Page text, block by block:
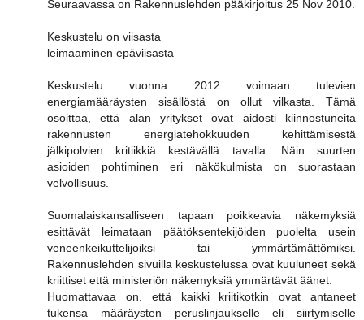
Seuraavassa on Rakennuslehden pääkirjoitus 25 Nov 2010.
Keskustelu on viisasta
leimaaminen epäviisasta
Keskustelu vuonna 2012 voimaan tulevien
energiamääräysten sisällöstä on ollut vilkasta. Tämä
osoittaa, että alan yritykset ovat aidosti kiinnostuneita
rakennusten energiatehokkuuden kehittämisestä
jälkipolvien kritiikkiä kestävällä tavalla. Näin suurten
asioiden pohtiminen eri näkökulmista on suorastaan
velvollisuus.
Suomalaiskansalliseen tapaan poikkeavia näkemyksiä
esittävät leimataan päätöksentekijöiden puolelta usein
veneenkeikuttelijoiksi tai ymmärtämättömiksi.
Rakennuslehden sivuilla keskustelussa ovat kuuluneet sekä
kriittiset että ministeriön näkemyksiä ymmärtävät äänet.
Huomattavaa on. että kaikki kriitikotkin ovat antaneet
tukensa määräysten peruslinjaukselle eli siirtymiselle